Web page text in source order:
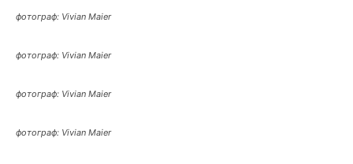
фотограф: Vivian Maier
фотограф: Vivian Maier
фотограф: Vivian Maier
фотограф: Vivian Maier